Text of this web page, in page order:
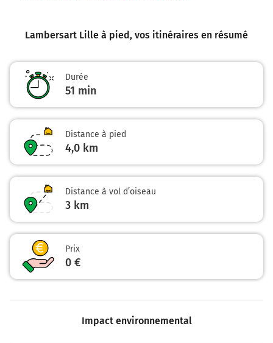
Lambersart Lille à pied, vos itinéraires en résumé
Durée
51 min
Distance à pied
4,0 km
Distance à vol d’oiseau
3 km
Prix
0 €
Impact environnemental